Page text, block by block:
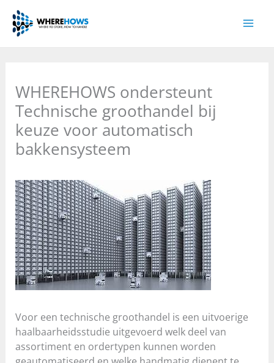
naar
WHEREHOWS ondersteunt
Technische groothandel bij
keuze voor automatisch
bakkensysteem
Voor een technische groothandel is een uitvoerige
haalbaarheidsstudie uitgevoerd welk deel van
assortiment en ordertypen kunnen worden